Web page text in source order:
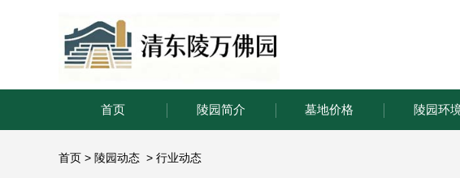
首页 陵园简介 墓地价格 陵园环
首页 > 陵园动态 > 行业动态